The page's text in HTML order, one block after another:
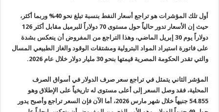
أول تلك المؤشرات هو تراجع أسعار النفط بنسبة تبلغ نحو 40% وربما أكثر،
حيث إن الأسعار تدور حالياً حول مستوى 70 دولاراً للبرميل مقابل أكثر 126
دولاراً يوم 30 إبريل الماضي، وهذا التراجع من المفروض أن ينعكس بشدة
على فاتورة استيراد المواد البترولية ومشتقات الوقود والغاز الطبيعي المسال
والتي تقدر الحكومة المصرية قيمتها بنحو 30 مليار دولار خلال عام 2026
.
المؤشر الثاني يتمثل في تراجع سعر صرف الدولار في أسواق الصرف
المحلية، فقد وصل السعر إلى أعلى مستوى له تاريخياً على الإطلاق وهو
54.855 جنيهاً خلال شهر مارس 2026، أما الآن فإن السعر تراجع وأصبح يدور